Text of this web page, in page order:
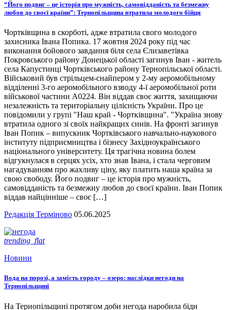
“Його подвиг – це історія про мужність, самовідданість та безмежну
любов до своєї країни”: Тернопільщина втратила молодого бійця
Чортківщина в скорботі, адже втратила свого молодого
захисника Івана Попика. 17 жовтня 2024 року під час
виконання бойового завдання біля села Єлизаветівка
Покровського району Донецької області загинув Іван - житель
села Капустинці Чортківського району Тернопільської області.
Військовий був стрільцем-снайпером у 2-му аеромобільному
відділенні 3-го аеромобільного взводу 4-ї аеромобільної роти
військової частини А0224. Він віддав своє життя, захищаючи
незалежність та територіальну цілісність України. Про це
повідомили у групі "Наш край - Чортківщина". "Україна знову
втратила одного зі своїх найкращих синів. На фронті загинув
Іван Попик – випускник Чортківського навчально-наукового
інституту підприємництва і бізнесу Західноукраїнського
національного університету. Ця трагічна новина болем
відгукнулася в серцях усіх, хто знав Івана, і стала черговим
нагадуванням про жахливу ціну, яку платить наша країна за
свою свободу. Його подвиг – це історія про мужність,
самовідданість та безмежну любов до своєї країни. Іван Попик
віддав найцінніше – своє […]
Редакція Терміново 05.06.2025
trending_flat
Новини
Вода на порозі, а замість городу – озеро: наслідки негоди на
Тернопільщині
На Тернопільщині протягом доби негода наробила біди